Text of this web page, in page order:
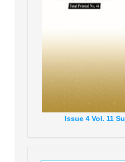
Issue 4 Vol. 11